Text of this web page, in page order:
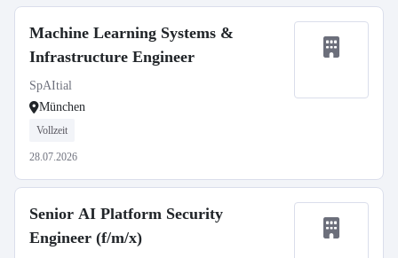
Machine Learning Systems &
Infrastructure Engineer
SpAItial
München
Vollzeit
28.07.2026
Senior AI Platform Security
Engineer (f/m/x)